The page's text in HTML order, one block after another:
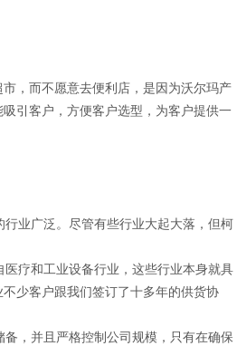
，而不愿意去便利店，是因为沃尔玛产
引客户，方便客户选型，为客户提供一
业广泛。尽管有些行业大起大落，但柯
疗和工业设备行业，这些行业本身就具
少客户跟我们签订了十多年的供货协
，并且严格控制公司规模，只有在确保